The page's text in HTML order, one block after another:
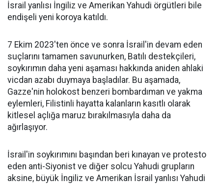
İsrail yanlısı İngiliz ve Amerikan Yahudi örgütleri bile
endişeli yeni koroya katıldı.
7 Ekim 2023'ten önce ve sonra İsrail'in devam eden
suçlarını tamamen savunurken, Batılı destekçileri,
soykırımın daha yeni aşaması hakkında aniden ahlaki
vicdan azabı duymaya başladılar. Bu aşamada,
Gazze'nin holokost benzeri bombardıman ve yakma
eylemleri, Filistinli hayatta kalanların kasıtlı olarak
kitlesel açlığa maruz bırakılmasıyla daha da
ağırlaşıyor.
İsrail'in soykırımını başından beri kınayan ve protesto
eden anti-Siyonist ve diğer solcu Yahudi grupların
aksine, büyük İngiliz ve Amerikan İsrail yanlısı Yahudi